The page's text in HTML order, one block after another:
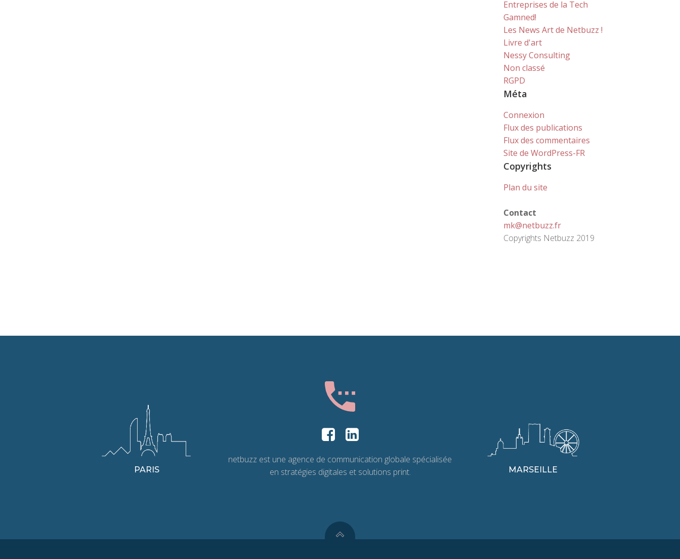
Entreprises de la Tech
Gamned!
Les News Art de Netbuzz !
Livre d'art
Nessy Consulting
Non classé
RGPD
Méta
Connexion
Flux des publications
Flux des commentaires
Site de WordPress-FR
Copyrights
Plan du site
Contact
mk@netbuzz.fr
Copyrights Netbuzz 2019
PARIS
netbuzz est une agence de communication globale spécialisée
en stratégies digitales et solutions print.
MARSEILLE